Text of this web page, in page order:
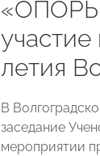
летия
В
заседание
мероприятии